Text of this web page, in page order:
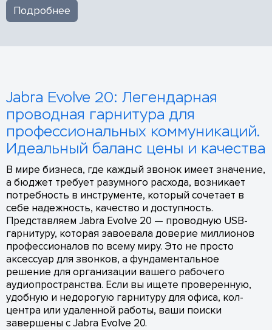
Подробнее
Jabra Evolve 20: Легендарная
проводная гарнитура для
профессиональных коммуникаций.
Идеальный баланс цены и качества
В мире бизнеса, где каждый звонок имеет значение,
а бюджет требует разумного расхода, возникает
потребность в инструменте, который сочетает в
себе надежность, качество и доступность.
Представляем Jabra Evolve 20 — проводную USB-
гарнитуру, которая завоевала доверие миллионов
профессионалов по всему миру. Это не просто
аксессуар для звонков, а фундаментальное
решение для организации вашего рабочего
аудиопространства. Если вы ищете проверенную,
удобную и недорогую гарнитуру для офиса, кол-
центра или удаленной работы, ваши поиски
завершены с Jabra Evolve 20.